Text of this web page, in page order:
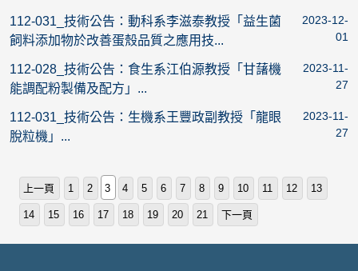
112-031_技術公告：動科系李滋泰教授「益生菌
飼料添加物於改善蛋殼品質之應用技...
2023-12-
01
112-028_技術公告：食生系江伯源教授「甘藷機
能調配粉製備及配方」...
2023-11-
27
112-031_技術公告：生機系王豐政副教授「龍眼
脫粒機」...
2023-11-
27
上一頁 1 2 3 4 5 6 7 8 9 10 11 12 13
14 15 16 17 18 19 20 21 下一頁